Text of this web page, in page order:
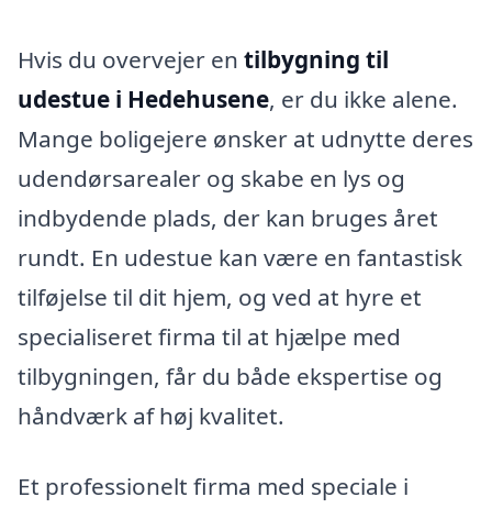
Hvis du overvejer en tilbygning til
udestue i Hedehusene, er du ikke alene.
Mange boligejere ønsker at udnytte deres
udendørsarealer og skabe en lys og
indbydende plads, der kan bruges året
rundt. En udestue kan være en fantastisk
tilføjelse til dit hjem, og ved at hyre et
specialiseret firma til at hjælpe med
tilbygningen, får du både ekspertise og
håndværk af høj kvalitet.
Et professionelt firma med speciale i